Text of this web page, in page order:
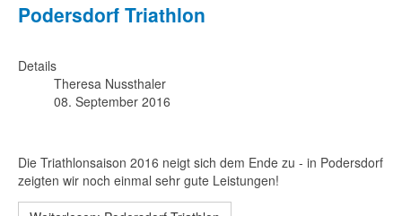
Podersdorf Triathlon
Details
Theresa Nussthaler
08. September 2016
Die Triathlonsaison 2016 neigt sich dem Ende zu - in Podersdorf
zeigten wir noch einmal sehr gute Leistungen!